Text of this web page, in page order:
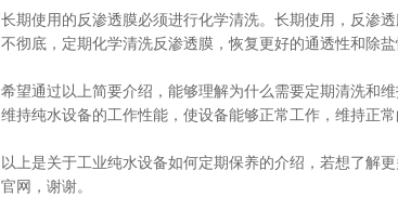
长期使用的反渗透膜必须进行化学清洗。长期使用，反渗
不彻底，定期化学清洗反渗透膜，恢复更好的通透性和除盐
希望通过以上简要介绍，能够理解为什么需要定期清洗和
维持纯水设备的工作性能，使设备能够正常工作，维持正常
以上是关于工业纯水设备如何定期保养的介绍，若想了解
官网，谢谢。